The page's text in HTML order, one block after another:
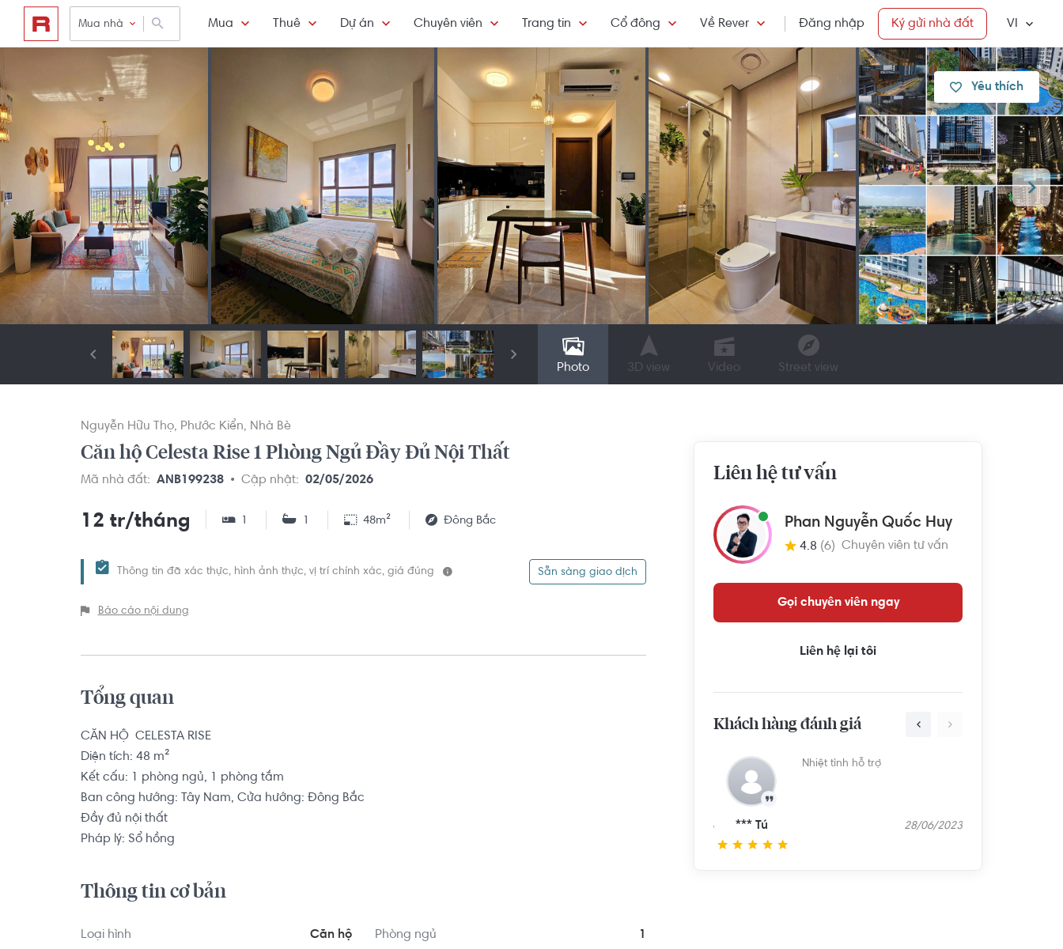
Mua nhà Mua Thuê Dự án Chuyên viên Trang tin Cổ đông Về Rever Đăng nhập Ký gửi nhà đất VI
Yêu thích
Photo 3D view Video Street view
Nguyễn Hữu Thọ Phước Kiển Nhà Bè
Căn hộ Celesta Rise 1 Phòng Ngủ Đầy Đủ Nội Thất
Mã nhà đất: ANB199238 Cập nhật: 02/05/2026
12 tr/tháng 1 1 48m² Đông Bắc
Thông tin đã xác thực, hình ảnh thực, vị trí chính xác, giá đúng Sẵn sàng giao dịch
Báo cáo nội dung
Tổng quan
CĂN HỘ  CELESTA RISE
Diện tích: 48 m²
Kết cấu: 1 phòng ngủ, 1 phòng tắm
Ban công hướng: Tây Nam, Cửa hướng: Đông Bắc
Đầy đủ nội thất
Pháp lý: Sổ hồng
Thông tin cơ bản
Loại hình Căn hộ Phòng ngủ 1
Liên hệ tư vấn
Phan Nguyễn Quốc Huy
4.8 (6) Chuyên viên tư vấn
Gọi chuyên viên ngay
Liên hệ lại tôi
Khách hàng đánh giá
Nhân viên Quốc Huy rất nhiệt
tình và tư vấn sản phẩm trung
thực hợp với quy tài chính của
*** Tú